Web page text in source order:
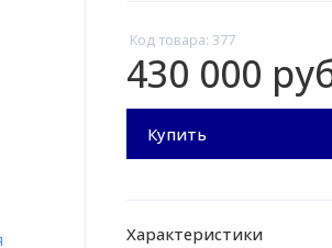
Код товара: 377
430 000
Купить
Характеристики